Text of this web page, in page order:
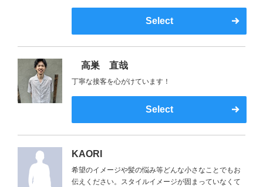
Select
高巣 直哉
丁寧な接客を心がけています！
Select
KAORI
希望のイメージや髪の悩み等どんな小さなことでもお
伝えください。スタイルイメージが固まっていなくて